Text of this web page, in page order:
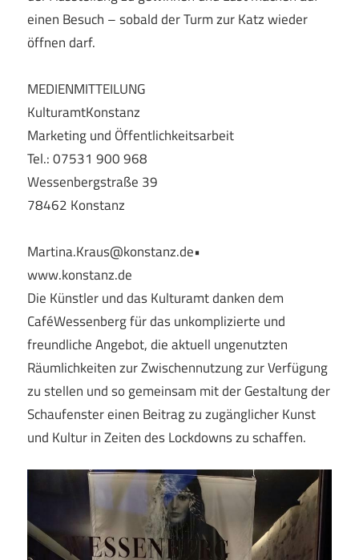
einen Besuch – sobald der Turm zur Katz wieder
öffnen darf.
MEDIENMITTEILUNG
KulturamtKonstanz
Marketing und Öffentlichkeitsarbeit
Tel.: 07531 900 968
Wessenbergstraße 39
78462 Konstanz
Martina.Kraus@konstanz.de•
www.konstanz.de
Die Künstler und das Kulturamt danken dem
CaféWessenberg für das unkomplizierte und
freundliche Angebot, die aktuell ungenutzten
Räumlichkeiten zur Zwischennutzung zur Verfügung
zu stellen und so gemeinsam mit der Gestaltung der
Schaufenster einen Beitrag zu zugänglicher Kunst
und Kultur in Zeiten des Lockdowns zu schaffen.